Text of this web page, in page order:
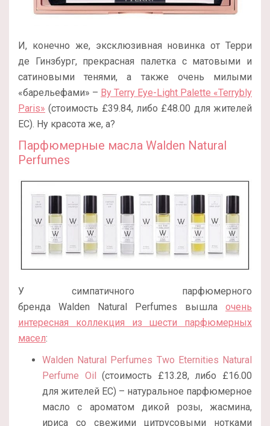
И, конечно же, эксклюзивная новинка от Терри
де Гинзбург, прекрасная палетка с матовыми и
сатиновыми тенями, а также очень милыми
«барельефами» – By Terry Eye-Light Palette «Terrybly
Paris» (стоимость £39.84, либо £48.00 для жителей
ЕС). Ну красота же, а?
Парфюмерные масла Walden Natural
Perfumes
У симпатичного парфюмерного
бренда Walden Natural Perfumes вышла очень
интересная коллекция из шести парфюмерных
масел:
Walden Natural Perfumes Two Eternities Natural
Perfume Oil (стоимость £13.28, либо £16.00
для жителей ЕС) – натуральное парфюмерное
масло с ароматом дикой розы, жасмина,
ириса со свежими цитрусовыми нотками